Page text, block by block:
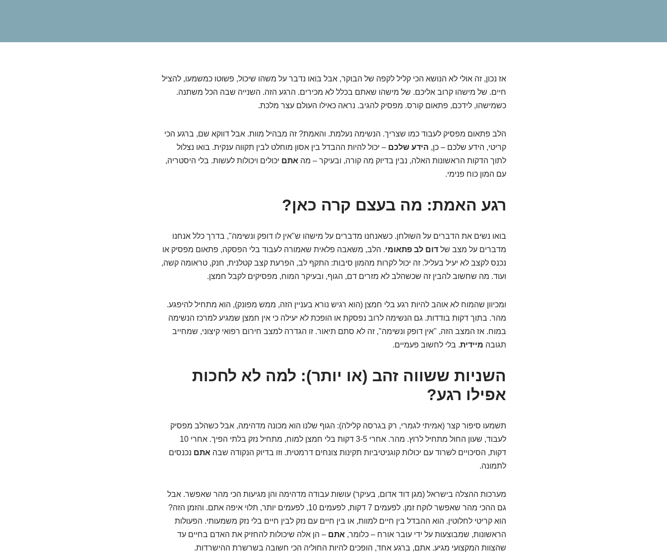
אז נכון, זה אולי לא הנושא הכי קליל לקפה של הבוקר, אבל בואו נדבר על משהו שיכול, פשוטו כמשמעו, להציל
חיים. של מישהו קרוב אליכם. של מישהו שאתם בכלל לא מכירים. הרגע הזה. השנייה שבה הכל משתנה.
כשמישהו, לידכם, פתאום קורס. מפסיק להגיב. נראה כאילו העולם עצר מלכת.
הלב פתאום מפסיק לעבוד כמו שצריך. הנשימה נעלמת. והאמת? זה מבהיל מוות. אבל דווקא שם, ברגע הכי
קריטי, הידע שלכם – כן, הידע שלכם – יכול להיות ההבדל בין אסון מוחלט לבין תקווה ענקית. בואו נצלול
לתוך הדקות הראשונות האלה, נבין בדיוק מה קורה, ובעיקר – מה אתם יכולים ויכולות לעשות. בלי היסטריה,
עם המון כוח פנימי.
רגע האמת: מה בעצם קרה כאן?
בואו נשים את הדברים על השולחן. כשאנחנו מדברים על מישהו ש"אין לו דופק ונשימה", בדרך כלל אנחנו
מדברים על מצב שלדום לב פתאומי. הלב, משאבה פלאית שאמורה לעבוד בלי הפסקה, פתאום מפסיק או
נכנס לקצב לא יעיל בעליל. זה יכול לקרות מהמון סיבות: התקף לב, הפרעת קצב קטלנית, חנק, טראומה קשה,
ועוד. מה שחשוב להבין זה שכשהלב לא מזרים דם, הגוף, ובעיקר המוח, מפסיקים לקבל חמצן.
ומכיוון שהמוח לא אוהב להיות רגע בלי חמצן (הוא רגיש נורא בעניין הזה, ממש מפונק), הוא מתחיל להיפגע.
מהר. בתוך דקות בודדות. גם הנשימה לרוב נפסקת או הופכת לא יעילה כי אין חמצן שמגיע למרכז הנשימה
במוח. אז המצב הזה, "אין דופק ונשימה", זה לא סתם תיאור. זו הגדרה למצב חירום רפואי קיצוני, שמחייב
תגובה מיידית. בלי לחשוב פעמיים.
השניות ששווה זהב (או יותר): למה לא לחכות
אפילו רגע?
תשמעו סיפור קצר (אמיתי לגמרי, רק בגרסה קלילה): הגוף שלנו הוא מכונה מדהימה, אבל כשהלב מפסיק
לעבוד, שעון החול מתחיל לרוץ. מהר. אחרי 3-5 דקות בלי חמצן למוח, מתחיל נזק בלתי הפיך. אחרי 10
דקות, הסיכויים לשרוד עם יכולות קוגניטיביות תקינות צונחים דרמטית. וזו בדיוק הנקודה שבה אתם נכנסים
לתמונה.
מערכות ההצלה בישראל (מגן דוד אדום, בעיקר) עושות עבודה מדהימה והן מגיעות הכי מהר שאפשר. אבל
גם ההכי מהר שאפשר לוקח זמן. לפעמים 7 דקות, לפעמים 10, לפעמים יותר, תלוי איפה אתם. והזמן הזה?
הוא קריטי לחלוטין. הוא ההבדל בין חיים למוות, או בין חיים עם נזק לבין חיים בלי נזק משמעותי. הפעולות
הראשונות, שמבוצעות על ידי עובר אורח – כלומר, אתם – הן אלה שיכולות להחזיק את האדם בחיים עד
שהצוות המקצועי מגיע. אתם, ברגע אחד, הופכים להיות החוליה הכי חשובה בשרשרת ההישרדות.